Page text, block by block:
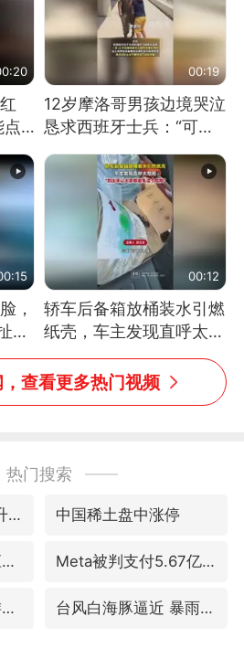
警
00:19
12岁摩洛哥男孩边境哭泣
恳求西班牙士兵：“可不
可以不要把我遣返回国”
，
加
00:12
轿车后备箱放桶装水引燃
纸壳，车主发现直呼太危
险，“拍出来让大家都避
免这个危险”
查看更多热门视频
热门搜索
OpenAI为免费用户升级GPT-5.6 Luna 中国稀土盘中涨停
泰交通部副部长回应中国游客遭歧视 Meta被判支付5.67亿美元
日本广岛民众举行游行反对政府行径 台风白海豚逼近 暴雨大暴雨来袭